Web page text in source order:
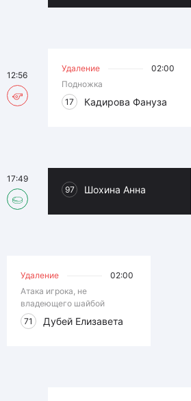
Удаление
02:00
Подножка
17
Кадирова Фануза
12:56
97 Шохина Анна
17:49
Удаление
02:00
Атака игрока, не
владеющего шайбой
71
Дубей Елизавета